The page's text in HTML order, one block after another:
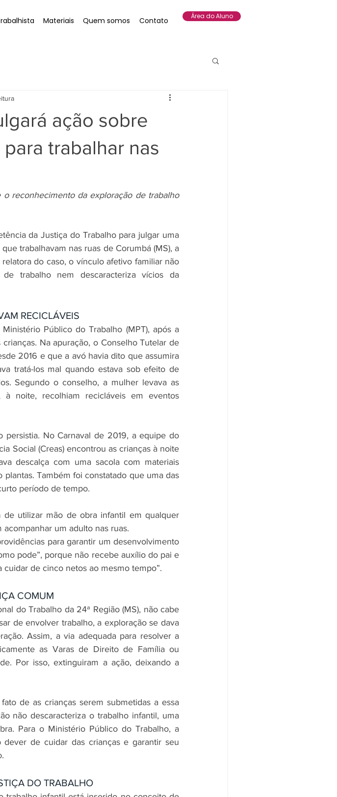
Materiais Quem somos Contato Área do Aluno
ação sobre
trabalhar nas
reconhecimento da exploração de trabalho
da Justiça do Trabalho para julgar uma
trabalhavam nas ruas de Corumbá (MS), a
do caso, o vínculo afetivo familiar não
trabalho nem descaracteriza vícios da
RECICLÁVEIS
Público do Trabalho (MPT), após a
Na apuração, o Conselho Tutelar de
2016 e que a avó havia dito que assumira
tratá-los mal quando estava sob efeito de
Segundo o conselho, a mulher levava as
noite, recolhiam recicláveis em eventos
persistia. No Carnaval de 2019, a equipe do
Social (Creas) encontrou as crianças à noite
descalça com uma sacola com materiais
Também foi constatado que uma das
período de tempo.
utilizar mão de obra infantil em qualquer
um adulto nas ruas.
para garantir um desenvolvimento
pode”, porque não recebe auxílio do pai e
cuidar de cinco netos ao mesmo tempo”.
COMUM
do Trabalho da 24ª Região (MS), não cabe
de envolver trabalho, a exploração se dava
Assim, a via adequada para resolver a
as Varas de Direito de Família ou
Por isso, extinguiram a ação, deixando a
de as crianças serem submetidas a essa
não descaracteriza o trabalho infantil, uma
Para o Ministério Público do Trabalho, a
de cuidar das crianças e garantir seu
DO TRABALHO